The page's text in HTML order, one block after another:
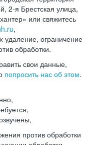
2-я Брестская улица,
или свяжитесь
,
удаление, ограничение
обработки.
свои данные,
попросить нас об этом.
против обработки